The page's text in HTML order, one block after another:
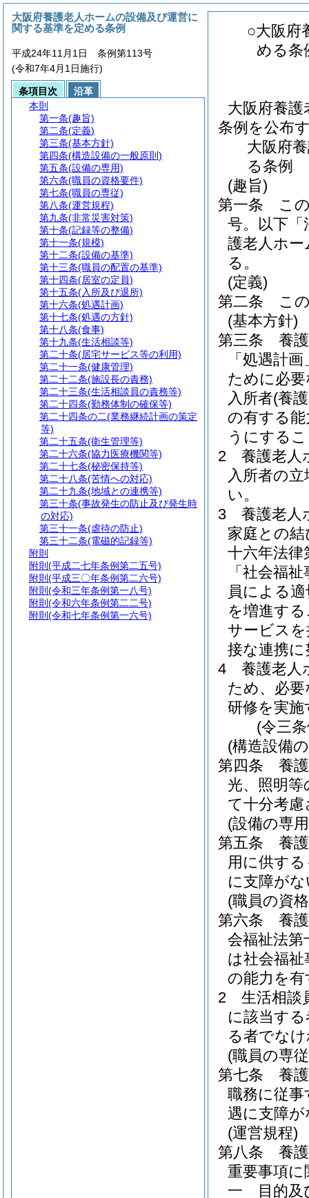
○大阪府
める条
大阪府養
条例を公布
大阪府
る条例
(趣旨)
第一条
こ
号。以下「
護老人ホ
る。
(定義)
第二条
こ
(基本方針)
第三条
養
「処遇計
ために必
入所者(養
の有する
うにする
2
養護老人
入所者の
い。
3
養護老人
家庭との
十六年法律
「社会福
員による
を増進す
サービス
接な連携
4
養護老人
ため、必
研修を実
(令三
(構造設備
第四条
養
光、照明
て十分考
(設備の専
第五条
養
用に供す
に支障が
(職員の資
第六条
養
会福祉法
は社会福
の能力を
2
生活相談
に該当す
る者でな
(職員の専
第七条
養
職務に従
遇に支障
(運営規程)
第八条
養
重要事項
一
目的
大阪府養護老人ホームの設備及び運営に
関する基準を定める条例
平成24年11月1日 条例第113号
(令和7年4月1日施行)
条項目次
沿革
本則
第一条(趣旨)
第二条(定義)
第三条(基本方針)
第四条(構造設備の一般原則)
第五条(設備の専用)
第六条(職員の資格要件)
第七条(職員の専従)
第八条(運営規程)
第九条(非常災害対策)
第十条(記録等の整備)
第十一条(規模)
第十二条(設備の基準)
第十三条(職員の配置の基準)
第十四条(居室の定員)
第十五条(入所及び退所)
第十六条(処遇計画)
第十七条(処遇の方針)
第十八条(食事)
第十九条(生活相談等)
第二十条(居宅サービス等の利用)
第二十一条(健康管理)
第二十二条(施設長の責務)
第二十三条(生活相談員の責務等)
第二十四条(勤務体制の確保等)
第二十四条の二(業務継続計画の策定
等)
第二十五条(衛生管理等)
第二十六条(協力医療機関等)
第二十七条(秘密保持等)
第二十八条(苦情への対応)
第二十九条(地域との連携等)
第三十条(事故発生の防止及び発生時
の対応)
第三十一条(虐待の防止)
第三十二条(電磁的記録等)
附則
附則 (平成二七年条例第二五号)
附則 (平成三〇年条例第二六号)
附則 (令和三年条例第一八号)
附則 (令和六年条例第二二号)
附則 (令和七年条例第一六号)